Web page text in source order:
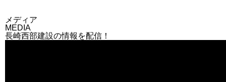
メディア
MEDIA
長崎西部建設の情報を配信！